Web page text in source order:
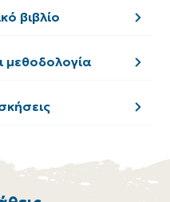
βιβλίο
μεθοδολογία